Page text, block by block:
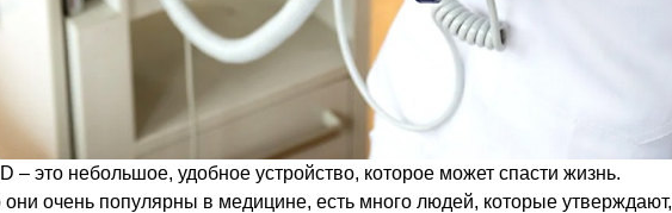
– это небольшое, удобное устройство, которое может спасти жизнь.
они очень популярны в медицине, есть много людей, которые утверждают,